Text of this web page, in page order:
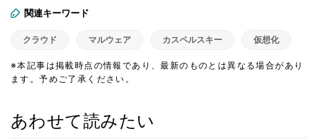
関連キーワード
クラウド マルウェア カスペルスキー 仮想化
※本記事は掲載時点の情報であり、最新のものとは異なる場合があり
ます。予めご了承ください。
あわせて読みたい